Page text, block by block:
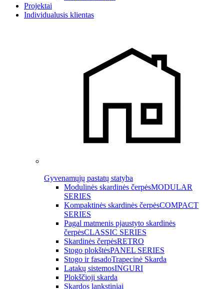
Projektai
Individualusis klientas
Gyvenamųjų pastatų statyba
Modulinės skardinės čerpėsMODULAR
SERIES
Kompaktinės skardinės čerpėsCOMPACT
SERIES
Pagal matmenis pjaustyto skardinės
čerpėsCLASSIC SERIES
Skardinės čerpėsRETRO
Stogo plokštėsPANEL SERIES
Stogo ir fasadoTrapecinė Skarda
Latakų sistemosINGURI
Plokščioji skarda
Skardos lankstiniai